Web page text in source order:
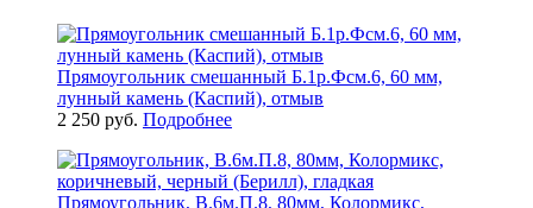
Прямоугольник смешанный Б.1р.Фсм.6, 60 мм,
лунный камень (Каспий), отмыв
2 250 руб. Подробнее
Прямоугольник, В.6м.П.8, 80мм, Колормикс,